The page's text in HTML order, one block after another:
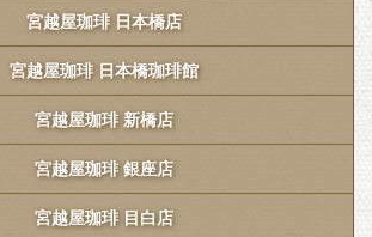
宮越屋珈琲 日本橋店
宮越屋珈琲 日本橋珈琲館
宮越屋珈琲 新橋店
宮越屋珈琲 銀座店
宮越屋珈琲 目白店